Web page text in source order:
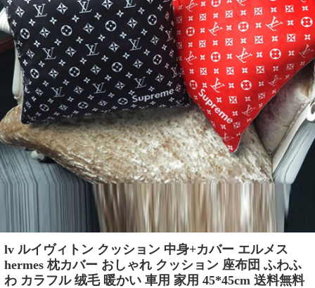
lv ルイヴィトン クッション 中身+カバー エルメス
hermes 枕カバー おしゃれ クッション 座布団 ふわふ
わ カラフル 绒毛 暖かい 車用 家用 45*45cm 送料無料